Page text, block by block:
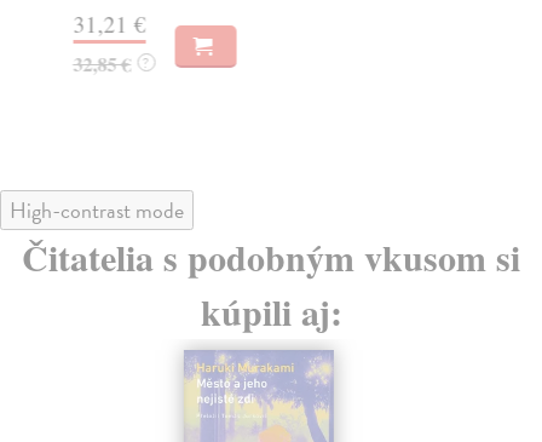
31,21 €
32,85 € ?
High-contrast mode
Čitatelia s podobným vkusom si
kúpili aj: